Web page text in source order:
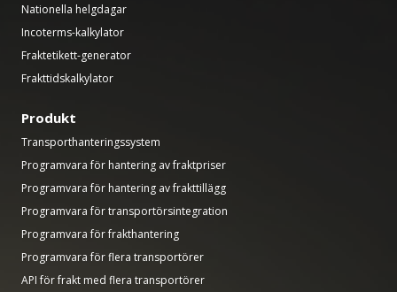
Nationella helgdagar
Incoterms-kalkylator
Fraktetikett-generator
Frakttidskalkylator
Produkt
Transporthanteringssystem
Programvara för hantering av fraktpriser
Programvara för hantering av frakttillägg
Programvara för transportörsintegration
Programvara för frakthantering
Programvara för flera transportörer
API för frakt med flera transportörer